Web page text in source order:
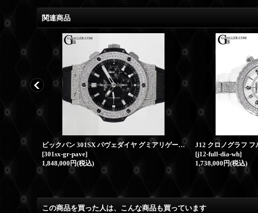
関連商品
DUNAMIS デュナミス スパルタン SP-S2 シェルダイヤ盤
ビックバン 301SX パヴェダイヤ グミアリゲーター
[301sx-gr-pave]
1,848,000円(税込)
[j12-full-dia-wh]
1,738,000円(税込)
この商品を買った人は、こんな商品も買っています